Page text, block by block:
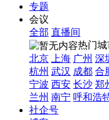
专题
会议
全部 直播间
热门城
北京
上海 广州 深
杭州 武汉 成都 合
宁波 西安 长沙 郑
兰州 南宁 呼和浩
社企号